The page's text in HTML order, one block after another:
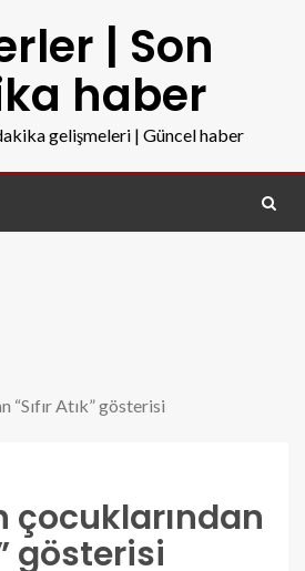
| Son
haber
gelişmeleri | Güncel haber
“Sıfır Atık” gösterisi
çocuklarından
gösterisi